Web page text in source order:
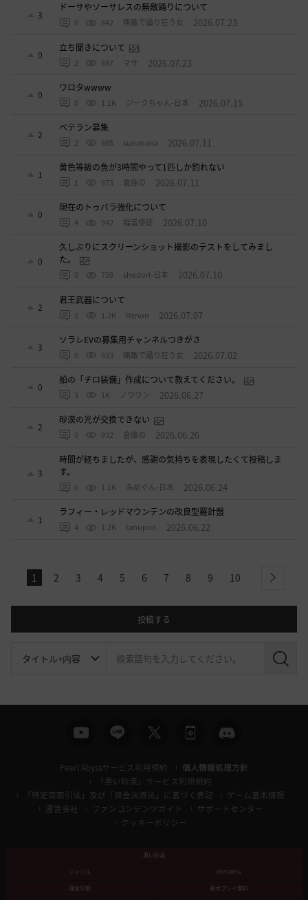
3
ドーサやソーサレスの無敵踊りについて
0 842 無敵で踊り狂う女 2026.07.23
0
立ち聞きについて
2 887 マサ 2026.07.23
0
ワロタwwww
0 1.1K ジークちゃん-日本 2026.07.15
2
ベテラン募集
2 885 sunanana 2026.07.11
1
黄色等級の魚が3時間やって1匹しか釣れない
1 973 倉庫の 2026.07.11
0
現在のトゥバラ強化について
4 942 福音使徒 2026.07.10
0
久しぶりにスクリーンショット撮影のテストをしてみまし
た。
0 759 shodori-日本 2026.07.10
2
君王武器について
2 1.2K Renon 2026.07.07
3
ソラレEVの募集用チャンネルつきがさ
0 933 無敵で踊り狂う女 2026.07.02
0
船の「チロ装備」作成について教えてください。
3 1K ノウワン 2026.06.27
2
砂漠の光が交換できない
0 932 倉庫の 2026.06.26
3
時間が経ちましたが、感謝の気持ちを表現したくて投稿しま
す。
0 1.1K みめぐん-日本 2026.06.24
1
ラフィー・レッドマウンテンの改良型羅針盤
4 1.2K tanupon 2026.06.22
1 2 3 4 5 6 7 8 9 10 next
投稿する
検
Pearl Abyssサービス利用規約
個人情報処理方針
「黒い砂漠」サービス利用規約
「特定商取引法」及び「資金決済法」に基づく表記
ゲーム基本情報
運営会社
ファンコンテンツガイド
サポートセンター
クッキーポリシー
黒い砂漠
ジャンル
MMORPG
課金形態
基本プレイ無料